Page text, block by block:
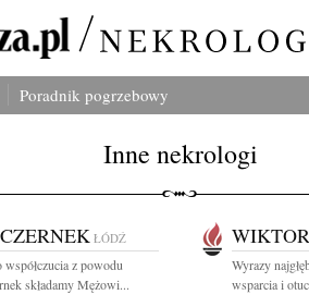
Poradnik pogrzebowy
Inne nekrologi
ŁÓDŹ
współczucia z powodu
składamy Mężowi...
Wyrazy
wsparcia i